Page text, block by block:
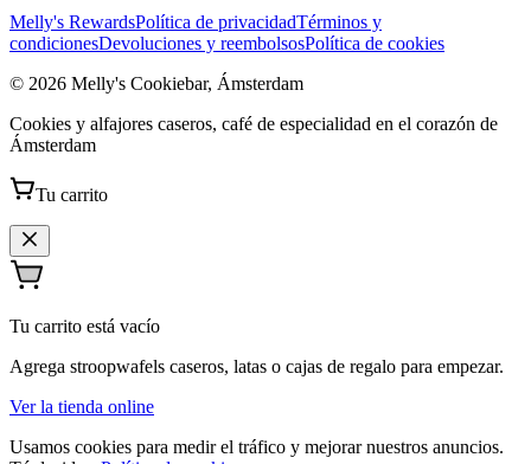
Melly's RewardsPolítica de privacidadTérminos y
condicionesDevoluciones y reembolsosPolítica de cookies
© 2026 Melly's Cookiebar, Ámsterdam
Cookies y alfajores caseros, café de especialidad en el corazón de
Ámsterdam
Tu carrito
Tu carrito está vacío
Agrega stroopwafels caseros, latas o cajas de regalo para empezar.
Ver la tienda online
Usamos cookies para medir el tráfico y mejorar nuestros anuncios.